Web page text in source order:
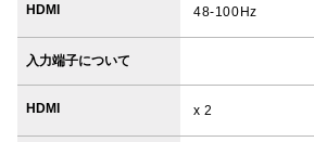
HDMI 48-100Hz
入力端子について
HDMI x 2